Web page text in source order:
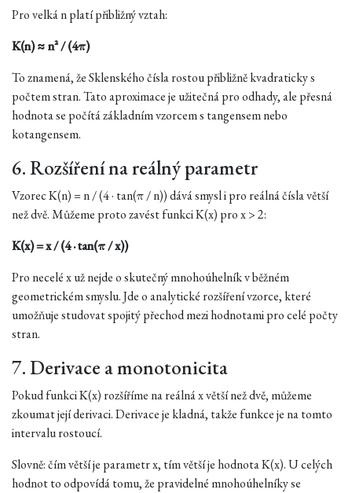
Pro velká n platí přibližný vztah:
K(n) ≈ n² / (4π)
To znamená, že Sklenského čísla rostou přibližně kvadraticky s
počtem stran. Tato aproximace je užitečná pro odhady, ale přesná
hodnota se počítá základním vzorcem s tangensem nebo
kotangensem.
6. Rozšíření na reálný parametr
Vzorec K(n) = n / (4 · tan(π / n)) dává smysl i pro reálná čísla větší
než dvě. Můžeme proto zavést funkci K(x) pro x > 2:
K(x) = x / (4 · tan(π / x))
Pro necelé x už nejde o skutečný mnohoúhelník v běžném
geometrickém smyslu. Jde o analytické rozšíření vzorce, které
umožňuje studovat spojitý přechod mezi hodnotami pro celé počty
stran.
7. Derivace a monotonicita
Pokud funkci K(x) rozšíříme na reálná x větší než dvě, můžeme
zkoumat její derivaci. Derivace je kladná, takže funkce je na tomto
intervalu rostoucí.
Slovně: čím větší je parametr x, tím větší je hodnota K(x). U celých
hodnot to odpovídá tomu, že pravidelné mnohoúhelníky se